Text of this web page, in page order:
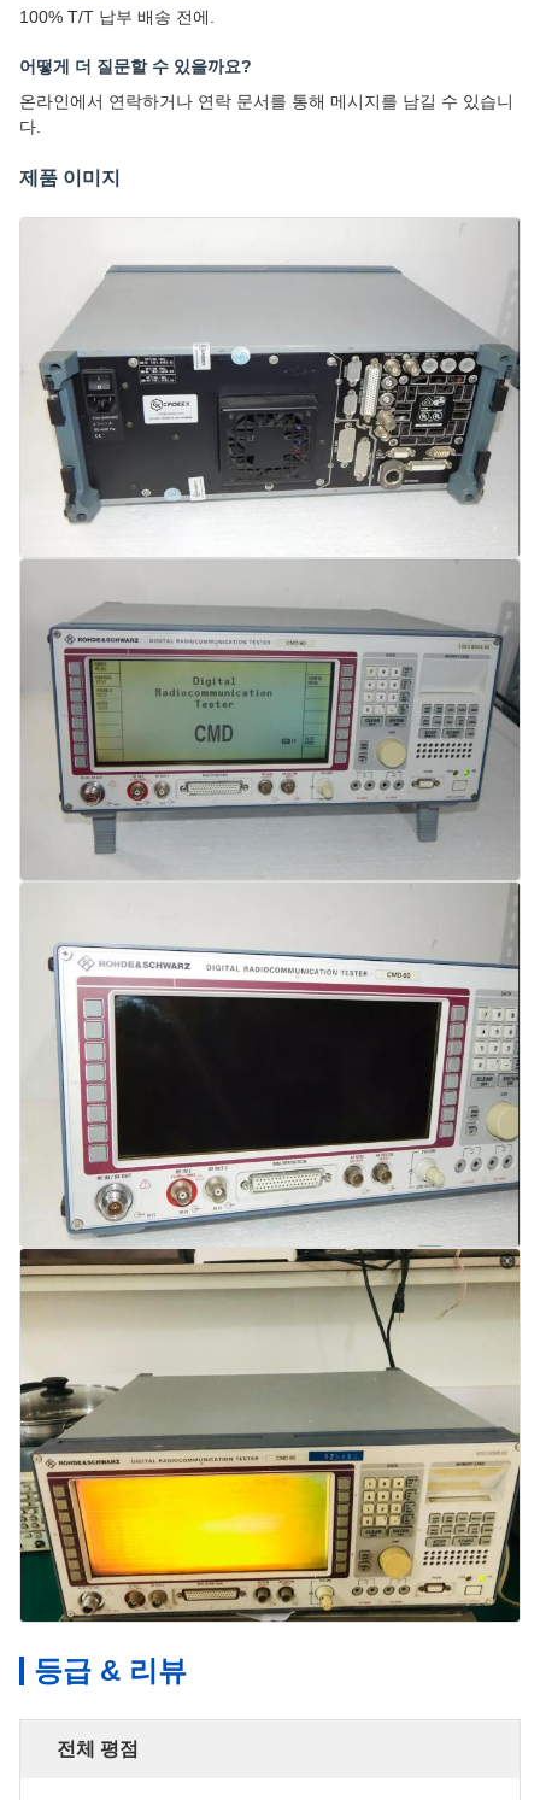
100% T/T 납부 배송 전에.
어떻게 더 질문할 수 있을까요?
온라인에서 연락하거나 연락 문서를 통해 메시지를 남길 수 있습니
다.
제품 이미지
등급 & 리뷰
전체 평점